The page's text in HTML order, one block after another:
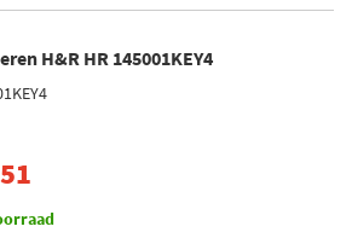
H&R HR 145001KEY4